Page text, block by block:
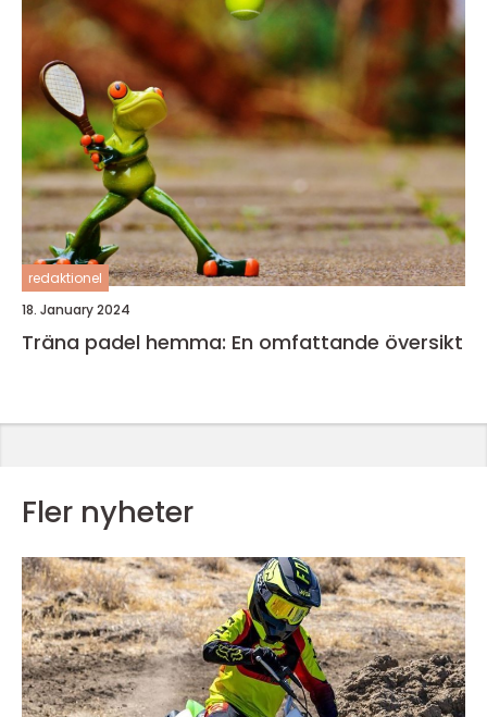
redaktionel
18. January 2024
Träna padel hemma: En omfattande översikt
Fler nyheter